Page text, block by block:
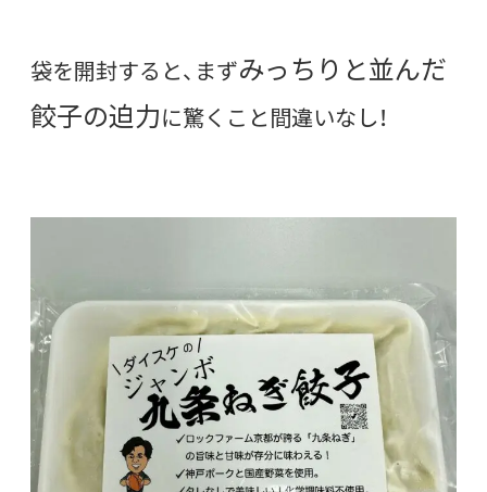
袋を開封すると、まずみっちりと並んだ
餃子の迫力に驚くこと間違いなし！